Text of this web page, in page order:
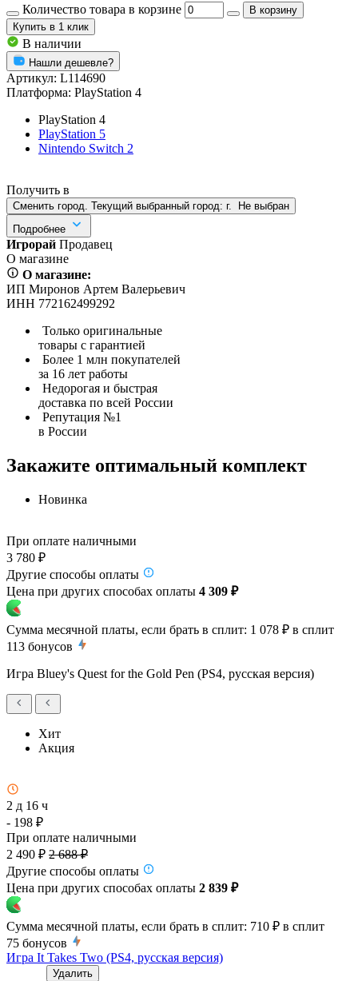
Количество товара в корзине
В корзину
Купить в 1 клик
В наличии
Нашли дешевле?
Артикул: L114690
Платформа: PlayStation 4
PlayStation 4
PlayStation 5
Nintendo Switch 2
Получить в
Сменить город. Текущий выбранный город: г.
Не выбран
Подробнее
Игрорай Продавец
О магазине
О магазине:
ИП Миронов Артем Валерьевич
ИНН 772162499292
Только оригинальные
товары с гарантией
Более 1 млн покупателей
за 16 лет работы
Недорогая и быстрая
доставка по всей России
Репутация №1
в России
Закажите оптимальный комплект
Новинка
При оплате наличными
3 780 ₽
Другие способы оплаты
Цена при других способах оплаты 4 309 ₽
Сумма месячной платы, если брать в сплит: 1 078 ₽ в сплит
113 бонусов
Игра Bluey's Quest for the Gold Pen (PS4, русская версия)
Хит
Акция
2 д 16 ч
- 198 ₽
При оплате наличными
2 490 ₽ 2 688 ₽
Другие способы оплаты
Цена при других способах оплаты 2 839 ₽
Сумма месячной платы, если брать в сплит: 710 ₽ в сплит
75 бонусов
Игра It Takes Two (PS4, русская версия)
Удалить